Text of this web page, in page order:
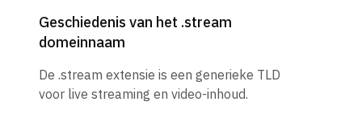
Geschiedenis van het .stream
domeinnaam
De .stream extensie is een generieke TLD
voor live streaming en video-inhoud.